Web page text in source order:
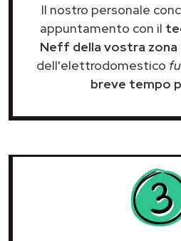
Il nostro personale
appuntamento con il
Neff della vostra zona
dell'elettrodomestico
breve tempo